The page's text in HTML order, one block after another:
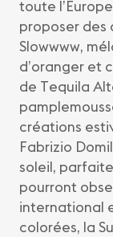
toute
proposer des
Slowwww,
d’oranger et
de Tequila
créations
Fabrizio
soleil,
pourront
international
colorées, la